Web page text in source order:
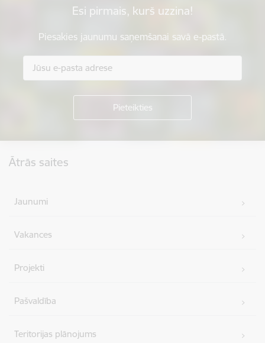
Esi pirmais, kurš uzzina!
Piesakies jaunumu saņemšanai savā e-pastā.
Ātrās saites
Jaunumi
Vakances
Projekti
Pašvaldība
Teritorijas plānojums